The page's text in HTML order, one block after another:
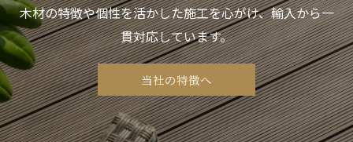
木材の特徴や個性を活かした施工を心がけ、輸入から一
貫対応しています。
当社の特徴へ